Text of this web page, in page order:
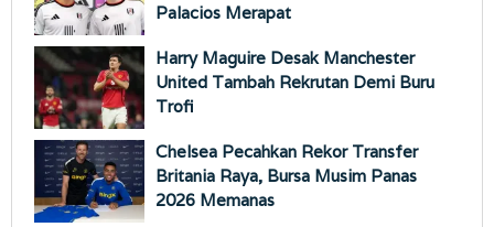
Palacios Merapat
Harry Maguire Desak Manchester
United Tambah Rekrutan Demi Buru
Trofi
Chelsea Pecahkan Rekor Transfer
Britania Raya, Bursa Musim Panas
2026 Memanas